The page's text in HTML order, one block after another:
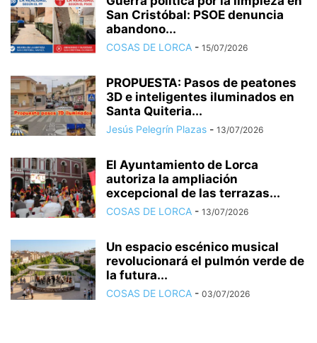
San Cristóbal: PSOE denuncia
abandono...
COSAS DE LORCA - 15/07/2026
PROPUESTA: Pasos de peatones
3D e inteligentes iluminados en
Santa Quiteria...
Jesús Pelegrín Plazas - 13/07/2026
El Ayuntamiento de Lorca
autoriza la ampliación
excepcional de las terrazas...
COSAS DE LORCA - 13/07/2026
Un espacio escénico musical
revolucionará el pulmón verde de
la futura...
COSAS DE LORCA - 03/07/2026